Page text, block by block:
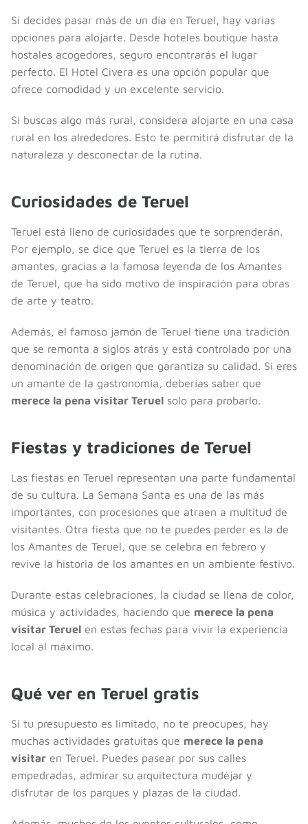
Si decides pasar más de un día en Teruel, hay varias
opciones para alojarte. Desde hoteles boutique hasta
hostales acogedores, seguro encontrarás el lugar
perfecto. El Hotel Civera es una opción popular que
ofrece comodidad y un excelente servicio.
Si buscas algo más rural, considera alojarte en una casa
rural en los alrededores. Esto te permitirá disfrutar de la
naturaleza y desconectar de la rutina.
Curiosidades de Teruel
Teruel está lleno de curiosidades que te sorprenderán.
Por ejemplo, se dice que Teruel es la tierra de los
amantes, gracias a la famosa leyenda de los Amantes
de Teruel, que ha sido motivo de inspiración para obras
de arte y teatro.
Además, el famoso jamón de Teruel tiene una tradición
que se remonta a siglos atrás y está controlado por una
denominación de origen que garantiza su calidad. Si eres
un amante de la gastronomía, deberías saber que
merece la pena visitar Teruel solo para probarlo.
Fiestas y tradiciones de Teruel
Las fiestas en Teruel representan una parte fundamental
de su cultura. La Semana Santa es una de las más
importantes, con procesiones que atraen a multitud de
visitantes. Otra fiesta que no te puedes perder es la de
los Amantes de Teruel, que se celebra en febrero y
revive la historia de los amantes en un ambiente festivo.
Durante estas celebraciones, la ciudad se llena de color,
música y actividades, haciendo que merece la pena
visitar Teruel en estas fechas para vivir la experiencia
local al máximo.
Qué ver en Teruel gratis
Si tu presupuesto es limitado, no te preocupes, hay
muchas actividades gratuitas que merece la pena
visitar en Teruel. Puedes pasear por sus calles
empedradas, admirar su arquitectura mudéjar y
disfrutar de los parques y plazas de la ciudad.